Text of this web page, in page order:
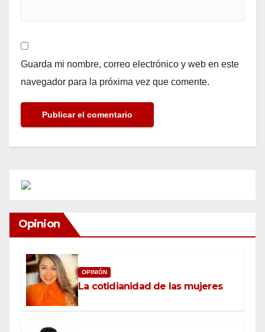
Guarda mi nombre, correo electrónico y web en este
navegador para la próxima vez que comente.
Opinion
OPINIÓN
La cotidianidad de las mujeres